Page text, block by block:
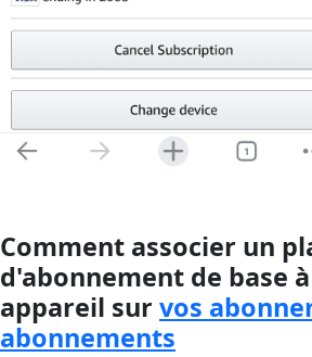
Comment associer un
d'abonnement de base
appareil survos
abonnements